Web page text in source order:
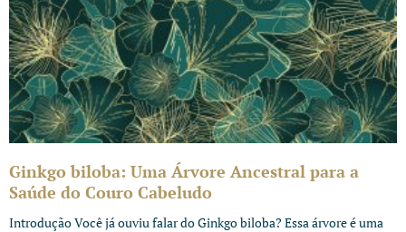
Ginkgo biloba: Uma Árvore Ancestral para a
Saúde do Couro Cabeludo
Introdução Você já ouviu falar do Ginkgo biloba? Essa árvore é uma